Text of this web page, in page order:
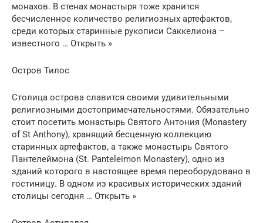
монахов. В стенах монастыря тоже хранится
бесчисленное количество религиозных артефактов,
среди которых старинные рукописи Саккелиона –
известного … Открыть »
Остров Тилос
Столица острова славится своими удивительными
религиозными достопримечательностями. Обязательно
стоит посетить монастырь Святого Антония (Monastery
of St Anthony), хранящий бесценную коллекцию
старинных артефактов, а также монастырь Святого
Пантелеймона (St. Panteleimon Monastery), одно из
зданий которого в настоящее время переоборудовано в
гостиницу. В одном из красивых исторических зданий
столицы сегодня … Открыть »